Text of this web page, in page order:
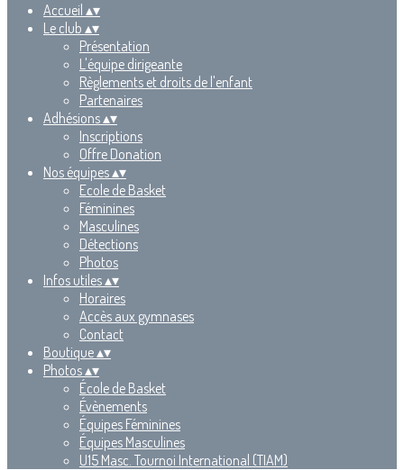
Accueil ▴▾
Le club ▴▾
Présentation
L'équipe dirigeante
Règlements et droits de l'enfant
Partenaires
Adhésions▴▾
Inscriptions
Offre Donation
Nos équipes▴▾
Ecole de Basket
Féminines
Masculines
Détections
Photos
Infos utiles▴▾
Horaires
Accès aux gymnases
Contact
Boutique▴▾
Photos▴▾
École de Basket
Évènements
Équipes Féminines
Équipes Masculines
U15 Masc. Tournoi International (TIAM)